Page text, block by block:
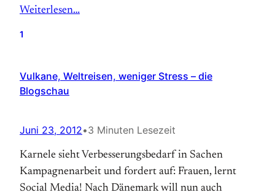
Weiterlesen…
1
Vulkane, Weltreisen, weniger Stress – die
Blogschau
Juni 23, 2012•3 Minuten Lesezeit
Karnele sieht Verbesserungsbedarf in Sachen
Kampagnenarbeit und fordert auf: Frauen, lernt
Social Media! Nach Dänemark will nun auch